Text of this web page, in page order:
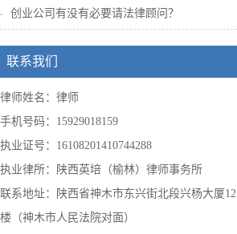
创业公司有没有必要请法律顾问？
联系我们
律师姓名：律师
手机号码：15929018159
执业证号：16108201410744288
执业律所：陕西英培（榆林）律师事务所
联系地址：陕西省神木市东兴街北段兴杨大厦12
楼（神木市人民法院对面）